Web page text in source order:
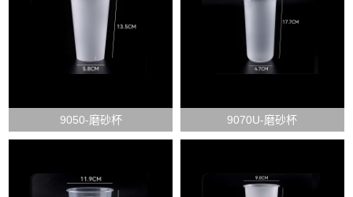
9050-磨砂杯 9070U-磨砂杯